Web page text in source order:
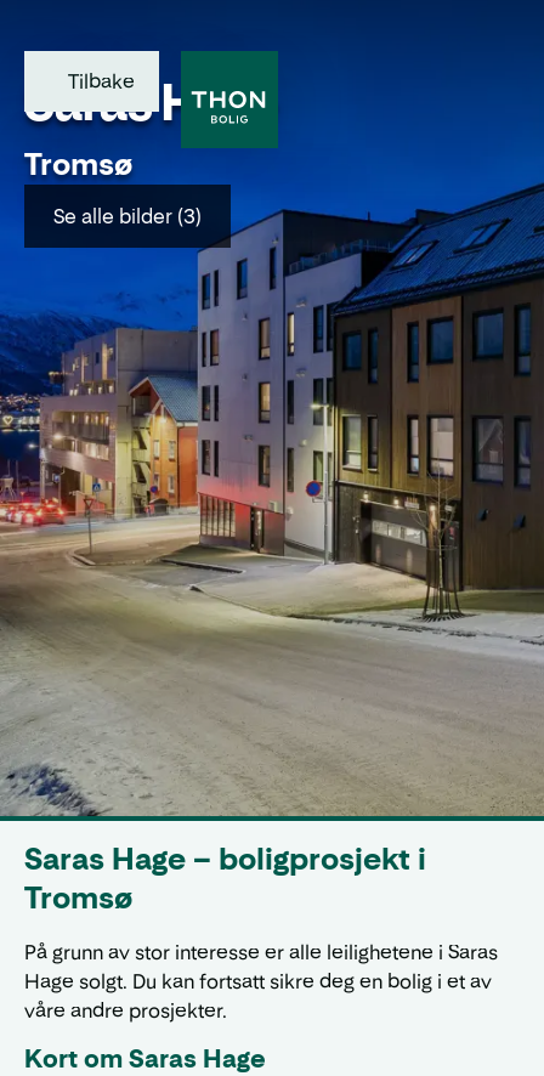
Tilbake
Saras Hage
Tromsø
Se alle bilder (3)
Saras Hage – boligprosjekt i
Tromsø
På grunn av stor interesse er alle leilighetene i Saras
Hage solgt. Du kan fortsatt sikre deg en bolig i et av
våre andre prosjekter.
Kort om Saras Hage